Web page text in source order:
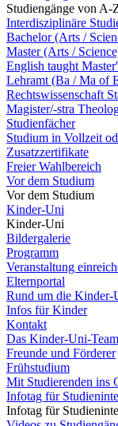
Studiengänge von A-
Interdisziplinäre
Bachelor (Arts /
Master (Arts /
English taught
Lehramt (Ba / Ma of
Rechtswissenschaft
Magister/-stra
Studienfächer
Studium in Vollzeit
Zusatzzertifikate
Freier Wahlbereich
Vor dem Studium
Vor dem Studium
Kinder-Uni
Kinder-Uni
Bildergalerie
Programm
Veranstaltung
Elternportal
Rund um die Kinder-
Infos für Kinder
Kontakt
Das Kinder-Uni-Team
Freunde und Förderer
Frühstudium
Mit Studierenden ins
Infotag für
Infotag für